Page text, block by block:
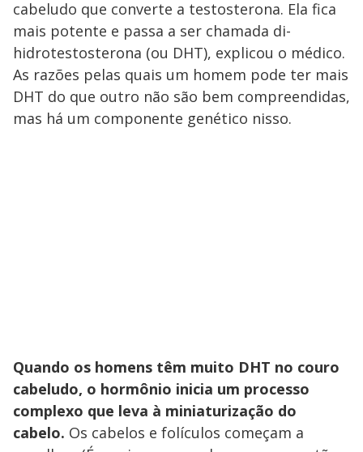
cabeludo que converte a testosterona. Ela fica
mais potente e passa a ser chamada di-
hidrotestosterona (ou DHT), explicou o médico.
As razões pelas quais um homem pode ter mais
DHT do que outro não são bem compreendidas,
mas há um componente genético nisso.
Quando os homens têm muito DHT no couro
cabeludo, o hormônio inicia um processo
complexo que leva à miniaturização do
cabelo. Os cabelos e folículos começam a